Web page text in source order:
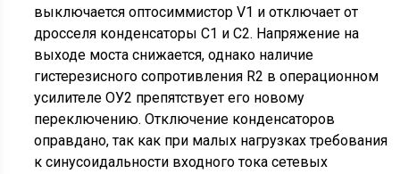
выключается оптосиммистор V1 и отключает от
дросселя конденсаторы С1 и С2. Напряжение на
выходе моста снижается, однако наличие
гистерезисного сопротивления R2 в операционном
усилителе ОУ2 препятствует его новому
переключению. Отключение конденсаторов
оправдано, так как при малых нагрузках требования
к синусоидальности входного тока сетевых